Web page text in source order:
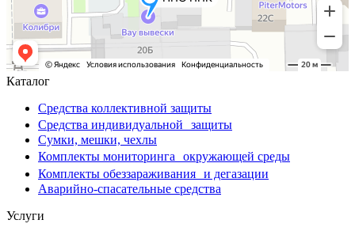
Каталог
Средства коллективной защиты
Средства индивидуальной защиты
Сумки, мешки, чехлы
Комплекты мониторинга окружающей среды
Комплекты обеззараживания и дегазации
Аварийно-спасательные средства
Услуги